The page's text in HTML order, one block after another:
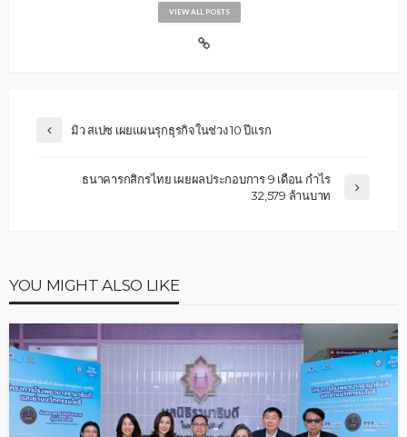
VIEW ALL POSTS
มิว สเปซ เผยแผนรุกธุรกิจในช่วง 10 ปีแรก
ธนาคารกสิกรไทย เผยผลประกอบการ 9 เดือน กำไร
32,579 ล้านบาท
YOU MIGHT ALSO LIKE